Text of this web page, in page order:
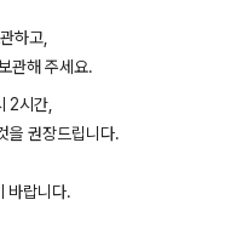
하고
보관해 주세요.
2시간
을 권장드립니다.
바랍니다.